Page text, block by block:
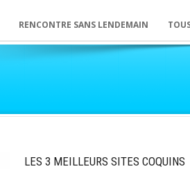
RENCONTRE SANS LENDEMAIN
LES 3 MEILLEURS SITES COQUINS